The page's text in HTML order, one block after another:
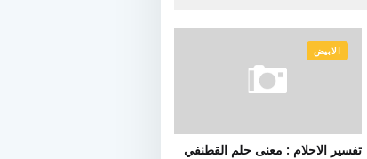
الابيض
تفسير الاحلام : معنى حلم القطنفي